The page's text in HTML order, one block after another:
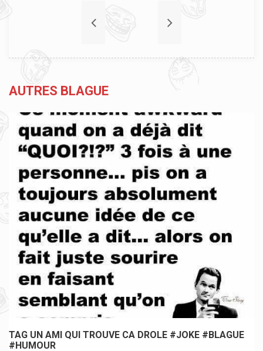
AUTRES BLAGUE
TAG UN AMI QUI TROUVE CA DROLE #JOKE #BLAGUE
#HUMOUR